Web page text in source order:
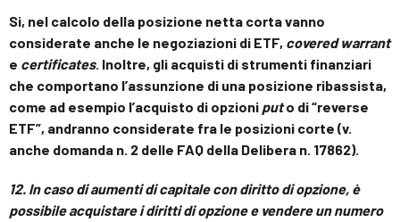
Si, nel calcolo della posizione netta corta vanno
considerate anche le negoziazioni di ETF, covered warrant
e certificates. Inoltre, gli acquisti di strumenti finanziari
che comportano l’assunzione di una posizione ribassista,
come ad esempio l’acquisto di opzioni puto di “reverse
ETF”, andranno considerate fra le posizioni corte (v.
anche domanda n. 2 delle FAQ della Delibera n. 17862).
12. In caso di aumenti di capitale con diritto di opzione, è
possibile acquistare i diritti di opzione e vendere un numero